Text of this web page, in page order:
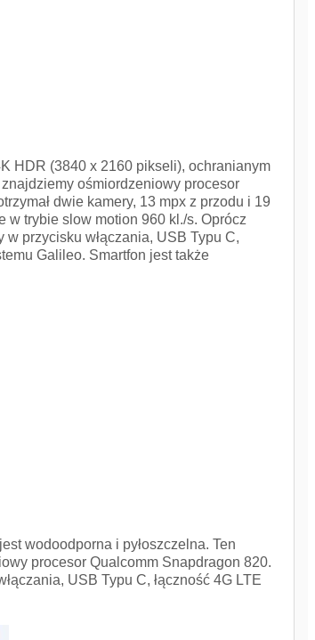
HDR (3840 x 2160 pikseli), ochranianym
ośmiordzeniowy procesor
dwie kamery, 13 mpx z przodu i 19
w trybie slow motion 960 kl./s. Oprócz
przycisku włączania, USB Typu C,
Galileo. Smartfon jest także
wodoodporna i pyłoszczelna. Ten
procesor Qualcomm Snapdragon 820.
USB Typu C, łączność 4G LTE